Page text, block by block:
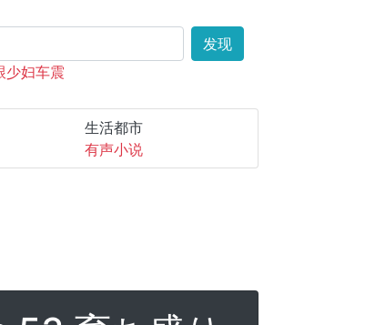
发现
少妇车震
生活都市
有声小说